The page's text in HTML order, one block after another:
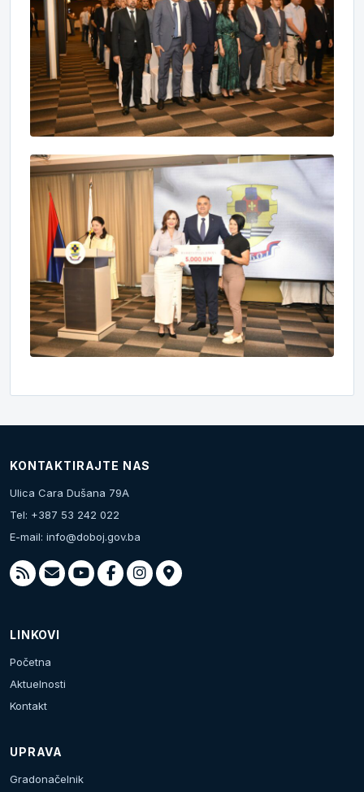
KONTAKTIRAJTE NAS
Ulica Cara Dušana 79A
Tel: +387 53 242 022
E-mail: info@doboj.gov.ba
LINKOVI
Početna
Aktuelnosti
Kontakt
UPRAVA
Gradonačelnik